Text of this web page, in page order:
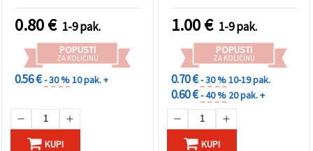
0.80€ 1-9 pak.
POPUSTI
ZA KOLIČINU
0.56 €- 30 %10 pak. +
KUPI
kreativne rukotvorine
1.00€ 1-9 pak.
POPUSTI
ZA KOLIČINU
0.70 €- 30 %10-19 pak.
0.60 €- 40 % 20 pak. +
KUPI